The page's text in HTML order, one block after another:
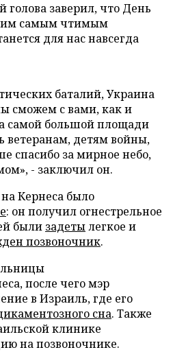
голова заверил, что День
самым чтимым
для нас навсегда
баталий, Украина
сможем с вами, как и
самой большой площади
ветеранам, детям войны,
спасибо за мирное небо,
- заключил он.
Кернеса было
: он получил огнестрельное
были задетылегкое и
позвоночник.
после чего мэр
в Израиль, где его
сна. Также
клинике
на позвоночнике.